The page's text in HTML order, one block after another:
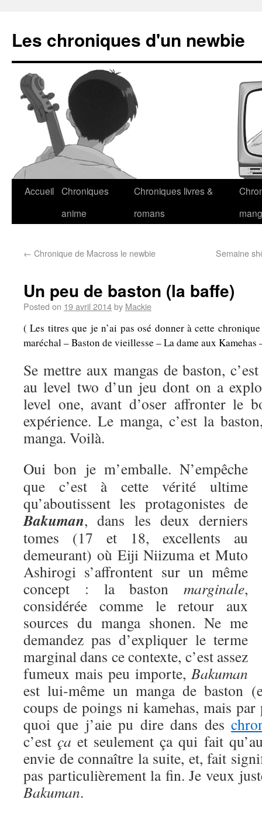
Les chroniques d'un newbie
Accueil Chroniques
anime
Chroniques livres &
romans
← Chronique de Macross le newbie Semaine
Un peu de baston (la baffe)
Posted on 19 avril 2014by Mackie
( Les titres que je n’ai pas osé donner à cette
maréchal – Baston de vieillesse – La dame aux
Se mettre aux mangas de baston,
au level two d’un jeu dont on a
level one, avant d’oser affronter le
expérience. Le manga, c’est la
manga. Voilà.
Oui bon je m’emballe. N’empêche
que c’est à cette vérité ultime
qu’aboutissent les protagonistes de
Bakuman, dans les deux derniers
tomes (17 et 18, excellents au
demeurant) où Eiji Niizuma et Muto
Ashirogi s’affrontent sur un même
concept : la baston marginale,
considérée comme le retour aux
sources du manga shonen. Ne me
demandez pas d’expliquer le terme
marginal dans ce contexte, c’est assez
fumeux mais peu importe, Bakuman
est lui-même un manga de baston
coups de poings ni kamehas, mais
quoi que j’aie pu dire dans des
c’estça et seulement ça qui fait
envie de connaître la suite, et, fait
pas particulièrement la fin. Je veux
Bakuman.